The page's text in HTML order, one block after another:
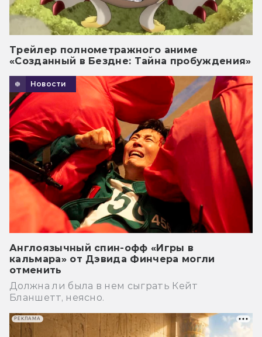
Трейлер полнометражного аниме
«Созданный в Бездне: Тайна пробуждения»
Новости
Англоязычный спин-офф «Игры в
кальмара» от Дэвида Финчера могли
отменить
Должна ли была в нем сыграть Кейт
Бланшетт, неясно.
РЕКЛАМА